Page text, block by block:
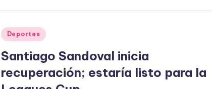
Publicado
Deportes
Santiago Sandoval inicia
recuperación; estaría listo para la